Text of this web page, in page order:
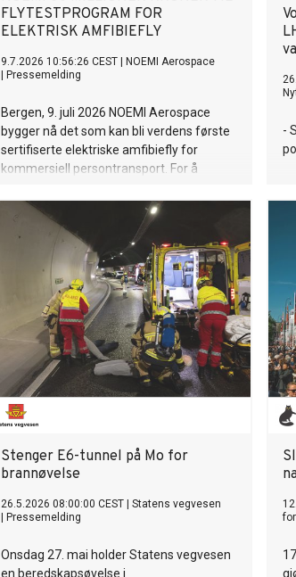
FLYTESTPROGRAM FOR
ELEKTRISK AMFIBIEFLY
9.7.2026 10:56:26 CEST
NOEMI Aerospace
Pressemelding
Bergen, 9. juli 2026 NOEMI Aerospace
bygger nå det som kan bli verdens første
sertifiserte elektriske amfibiefly for
kommersiell persontransport. For å
tildeler Innovasjon Norge selskapet 30
millioner kroner i støtte til prosjektet.
-
Stenger E6-tunnel på Mo for
brannøvelse
26.5.2026 08:00:00 CEST
Statens vegvesen
Pressemelding
Onsdag 27. mai holder Statens vegvesen
en beredskapsøvelse i